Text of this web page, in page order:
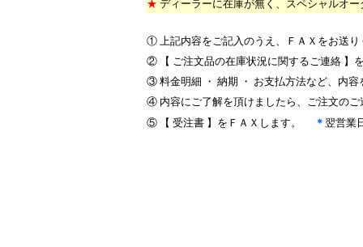
★ ディーラーに在庫が無く、スペシャルオ
① 上記内容をご記入のうえ、ＦＡＸをお送
② 【 ご注文品の在庫状況に関するご連絡
③ 料金明細 ・ 納期 ・ お支払方法など、内容
④ 内容にご了解を頂けましたら、ご注文の
⑤ 【 受注書 】をＦＡＸします。
＊ 翌営業